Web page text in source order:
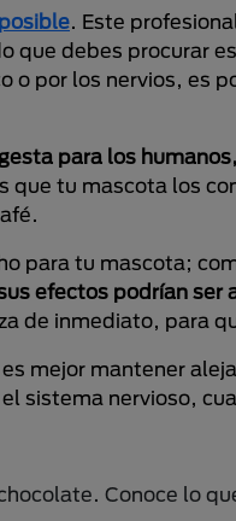
. Este
que debes procurar es
por los nervios, es
para los
tu mascota los
para tu mascota;
efectos podrían ser
de inmediato, para
mejor mantener
sistema nervioso,